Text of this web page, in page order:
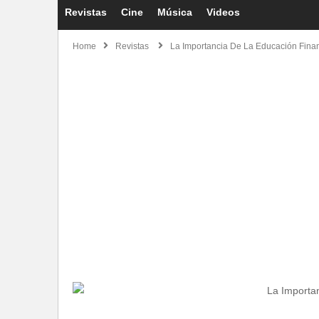
Revistas Cine Música Videos
Home Revistas La Importancia De La Educación